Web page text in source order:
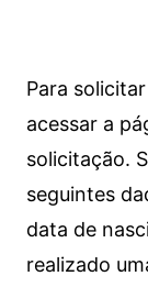
Para
acessar a
solicitação.
seguintes
data de
realizado